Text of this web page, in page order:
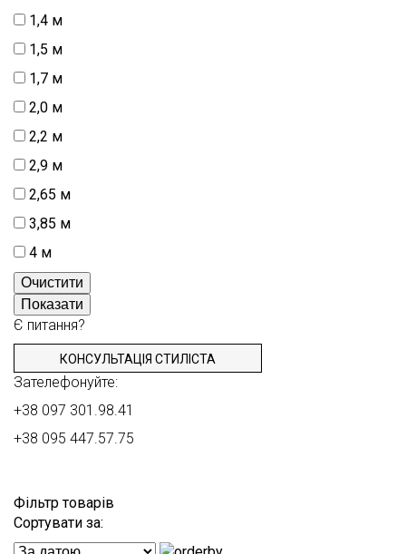
1,4 м
1,5 м
1,7 м
2,0 м
2,2 м
2,9 м
2,65 м
3,85 м
4 м
Очистити
Показати
Є питання?
КОНСУЛЬТАЦІЯ СТИЛІСТА
Зателефонуйте:
+38 097 301.98.41
+38 095 447.57.75
Фільтр товарів
Сортувати за: